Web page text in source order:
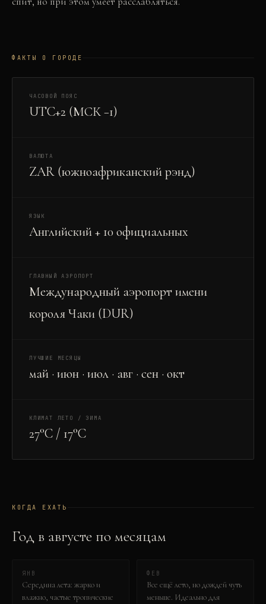
ФАКТЫ О ГОРОДЕ
ЧАСОВОЙ ПОЯС
UTC+2 (МСК −1)
ВАЛЮТА
ZAR (южноафриканский рэнд)
ЯЗЫК
Английский + 10 официальных
ГЛАВНЫЙ АЭРОПОРТ
Международный аэропорт имени
короля Чаки (DUR)
ЛУЧШИЕ МЕСЯЦЫ
май · июн · июл · авг · сен · окт
КЛИМАТ ЛЕТО / ЗИМА
27°C / 17°C
КОГДА ЕХАТЬ
Год в августе по месяцам
ЯНВ
Середина лета: жарко и
влажно, частые тропические
ФЕВ
Все ещё лето, но дождей чуть
меньше. Идеально для